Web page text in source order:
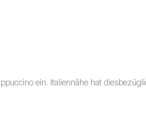
ein. Italiennähe hat